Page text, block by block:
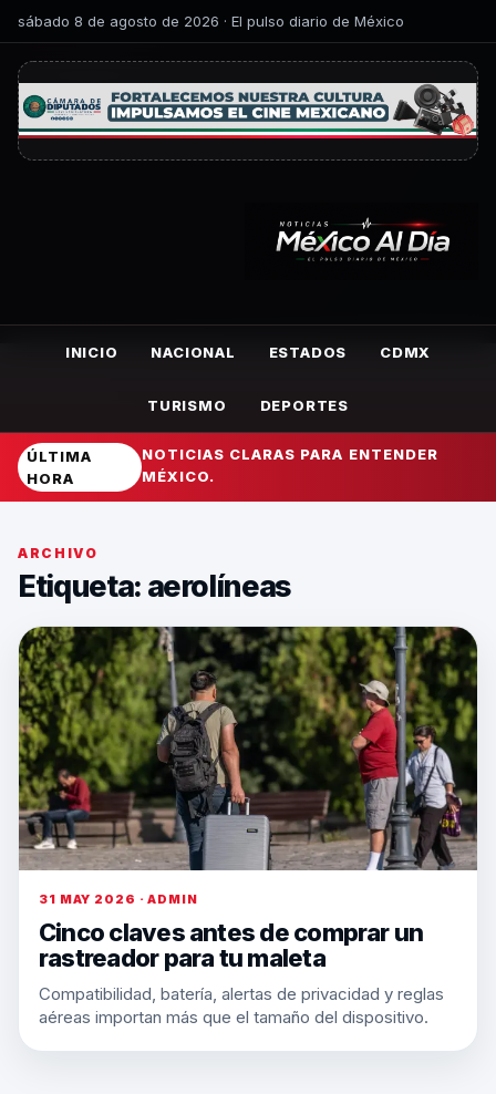
sábado 8 de agosto de 2026 · El pulso diario de México
INICIO NACIONAL ESTADOS CDMX
TURISMO DEPORTES
ÚLTIMA
HORA
NOTICIAS CLARAS PARA ENTENDER
MÉXICO.
ARCHIVO
Etiqueta: aerolíneas
31 MAY 2026 · ADMIN
Cinco claves antes de comprar un
rastreador para tu maleta
Compatibilidad, batería, alertas de privacidad y reglas
aéreas importan más que el tamaño del dispositivo.